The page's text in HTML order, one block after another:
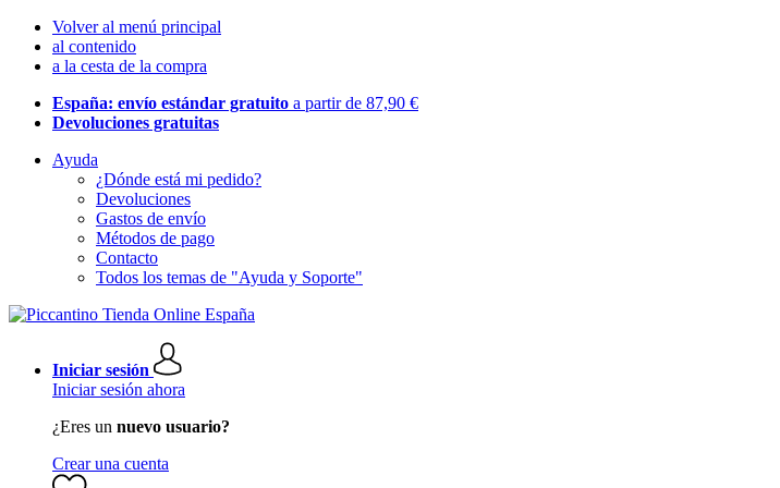
Volver al menú principal
al contenido
a la cesta de la compra
España: envío estándar gratuito a partir de 87,90 €
Devoluciones gratuitas
Ayuda
¿Dónde está mi pedido?
Devoluciones
Gastos de envío
Métodos de pago
Contacto
Todos los temas de "Ayuda y Soporte"
Iniciar sesión
Iniciar sesión ahora
¿Eres un nuevo usuario?
Crear una cuenta